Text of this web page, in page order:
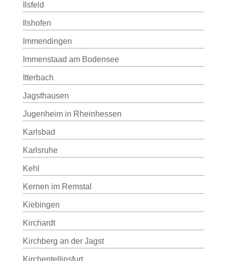
Ilsfeld
Ilshofen
Immendingen
Immenstaad am Bodensee
Itterbach
Jagsthausen
Jugenheim in Rheinhessen
Karlsbad
Karlsruhe
Kehl
Kernen im Remstal
Kiebingen
Kirchardt
Kirchberg an der Jagst
Kirchentellinsfurt